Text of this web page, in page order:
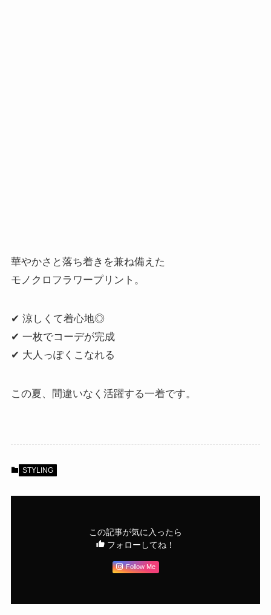
華やかさと落ち着きを兼ね備えた
モノクロフラワープリント。
✔ 涼しくて着心地◎
✔ 一枚でコーデが完成
✔ 大人っぽくこなれる
この夏、間違いなく活躍する一着です。
STYLING
この記事が気に入ったら
フォローしてね！
Follow Me